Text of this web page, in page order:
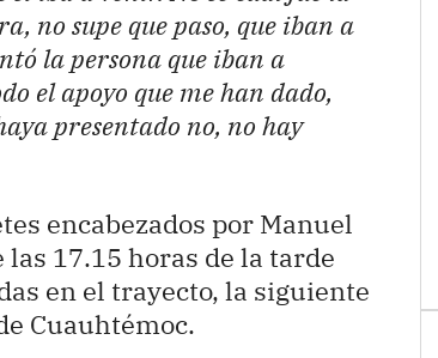
no supe que paso, que iban a
la persona que iban a
el apoyo que me han dado,
presentado no, no hay
encabezados por Manuel
17.15 horas de la tarde
en el trayecto, la siguiente
Cuauhtémoc.